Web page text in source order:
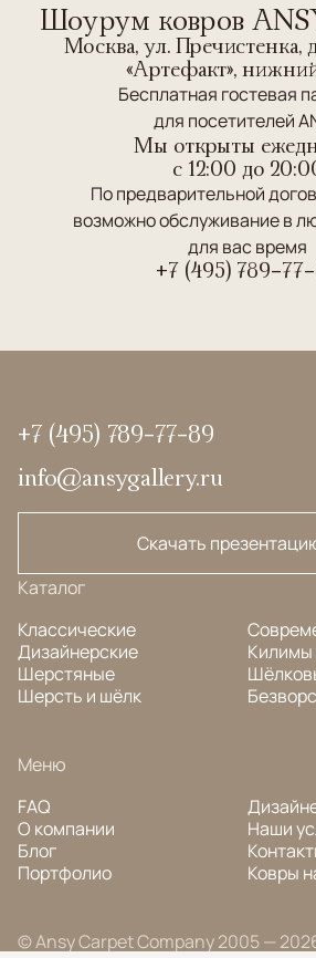
Шоурум ковров
Москва, ул. Пречистенка,
«Артефакт»,
Бесплатная гостевая
для посетителей
Мы открыты
c 12:00 до
По предварительной
возможно обслуживание в
для вас время
+7 (495) 789-
+7 (495) 789-77-89
info@ansygallery.ru
Скачать
Каталог
Классические
Дизайнерские
Шерстяные
Шерсть и шёлк
Килимы
Меню
FAQ
О компании
Блог
Портфолио
Наши
Ковры
© Ansy Carpet Company 2005 —